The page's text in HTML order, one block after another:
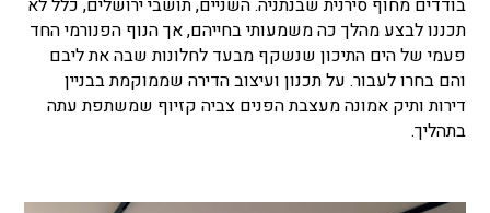
בודדים מחוף סירנית שבנתניה. השניים, תושבי ירושלים, כלל לא
תכננו לבצע מהלך כה משמעותי בחייהם, אך הנוף הפנורמי החד
פעמי של הים התיכון שנשקף מבעד לחלונות שבה את ליבם
והם בחרו לעבור. על תכנון ועיצוב הדירה שממוקמת בבניין
דירות ותיק אמונה מעצבת הפנים צביה קזיוף שמשתפת עתה
בתהליך.